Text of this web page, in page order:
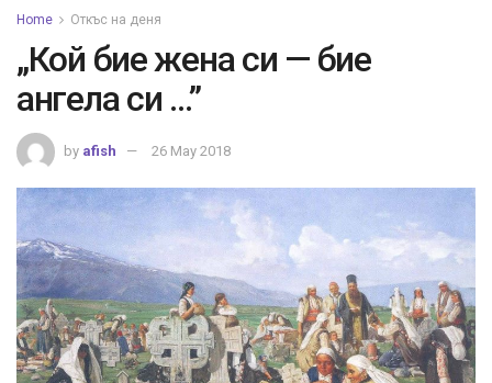
Home Откъс на деня
„Кой бие жена си — бие
ангела си …”
by afish 26 May 2018